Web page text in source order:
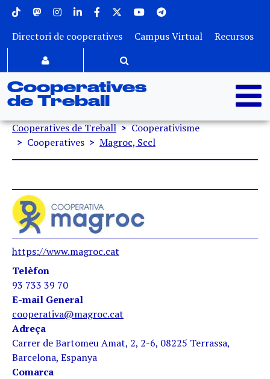
Vés al contingut
Menu superior
Directori de cooperatives Campus Virtual Recursos
Cooperatives
de Treball
Fil d'ariadna
Cooperatives de Treball
Cooperativisme
Cooperatives
Magroc, Sccl
https://www.magroc.cat
Telèfon
93 733 39 70
E-mail General
cooperativa@magroc.cat
Adreça
Carrer de Bartomeu Amat, 2, 2-6, 08225 Terrassa,
Barcelona, Espanya
Comarca